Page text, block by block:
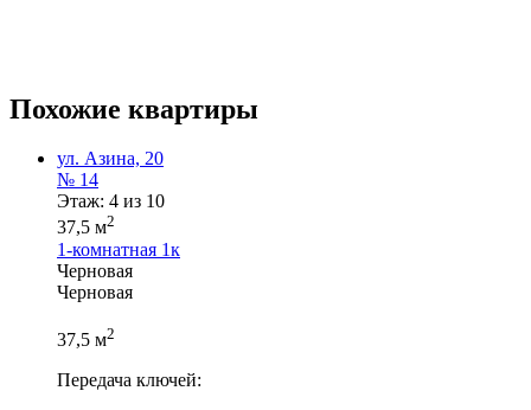
Похожие квартиры
ул. Азина, 20
№ 14
Этаж: 4 из 10
37,5 м2
1-комнатная 1к
Черновая
Черновая
37,5 м2
Передача ключей: